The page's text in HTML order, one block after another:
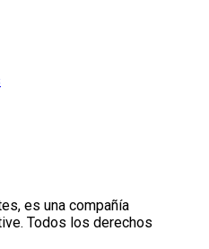
es una compañía
Todos los derechos